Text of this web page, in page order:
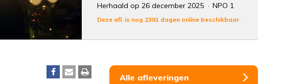
Herhaald op 26 december 2025
NPO 1
Deze afl. is nog 2381 dagen online beschikbaar.
Alle afleveringen